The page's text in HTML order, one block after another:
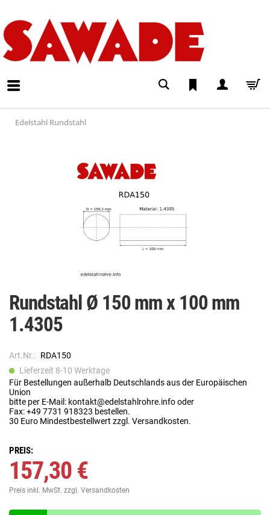
Edelstahl Rundstahl
Rundstahl Ø 150 mm x 100 mm
1.4305
Art.Nr.: RDA150
Lieferzeit 8-10 Werktage
Für Bestellungen außerhalb Deutschlands aus der Europäischen
Union
bitte per E-Mail: kontakt@edelstahlrohre.info oder
Fax: +49 7731 918323 bestellen.
30 Euro Mindestbestellwert zzgl. Versandkosten.
PREIS:
157,30 €
Preis inkl. MwSt. zzgl. Versandkosten